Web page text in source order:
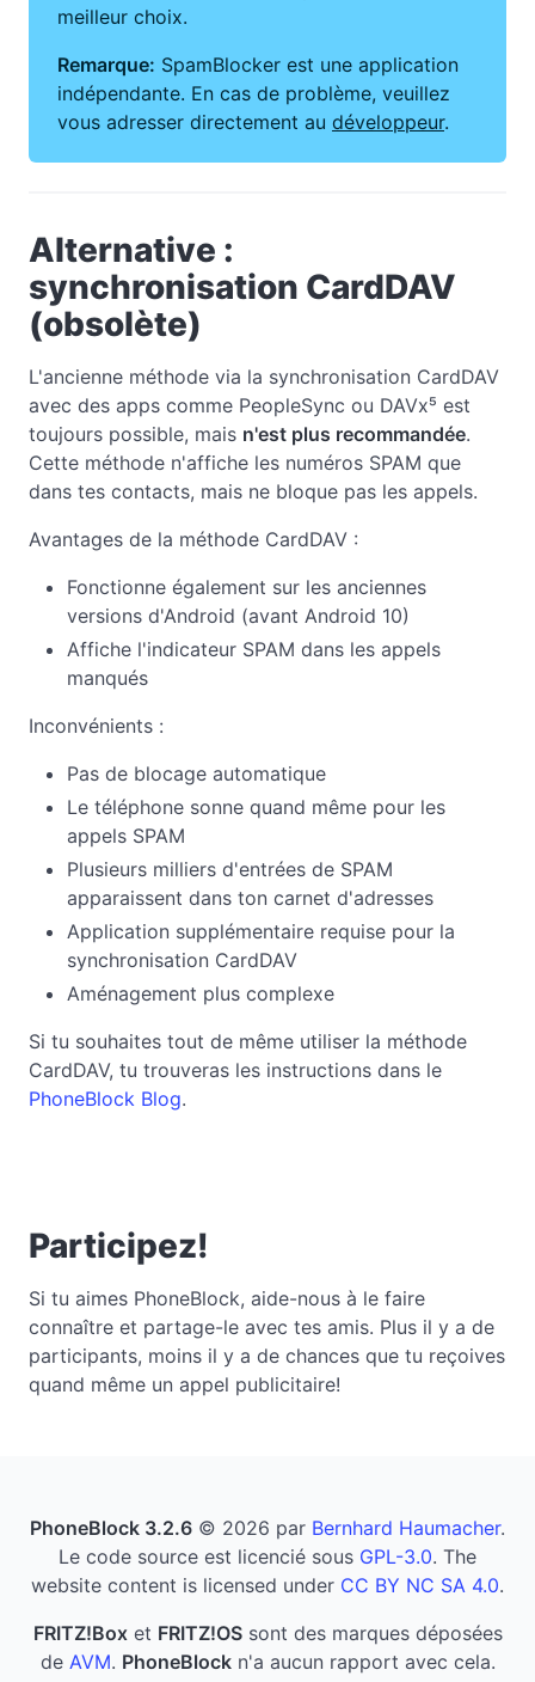
meilleur choix.
Remarque: SpamBlocker est une application
indépendante. En cas de problème, veuillez
vous adresser directement au développeur.
Alternative :
synchronisation CardDAV
(obsolète)
L'ancienne méthode via la synchronisation CardDAV
avec des apps comme PeopleSync ou DAVx⁵ est
toujours possible, mais n'est plus recommandée.
Cette méthode n'affiche les numéros SPAM que
dans tes contacts, mais ne bloque pas les appels.
Avantages de la méthode CardDAV :
Fonctionne également sur les anciennes
versions d'Android (avant Android 10)
Affiche l'indicateur SPAM dans les appels
manqués
Inconvénients :
Pas de blocage automatique
Le téléphone sonne quand même pour les
appels SPAM
Plusieurs milliers d'entrées de SPAM
apparaissent dans ton carnet d'adresses
Application supplémentaire requise pour la
synchronisation CardDAV
Aménagement plus complexe
Si tu souhaites tout de même utiliser la méthode
CardDAV, tu trouveras les instructions dans le
PhoneBlock Blog.
Participez!
Si tu aimes PhoneBlock, aide-nous à le faire
connaître et partage-le avec tes amis. Plus il y a de
participants, moins il y a de chances que tu reçoives
quand même un appel publicitaire!
PhoneBlock 3.2.6 © 2026 par Bernhard Haumacher.
Le code source est licencié sous GPL-3.0. The
website content is licensed under CC BY NC SA 4.0.
FRITZ!Boxet FRITZ!OSsont des marques déposées
de AVM. PhoneBlockn'a aucun rapport avec cela.